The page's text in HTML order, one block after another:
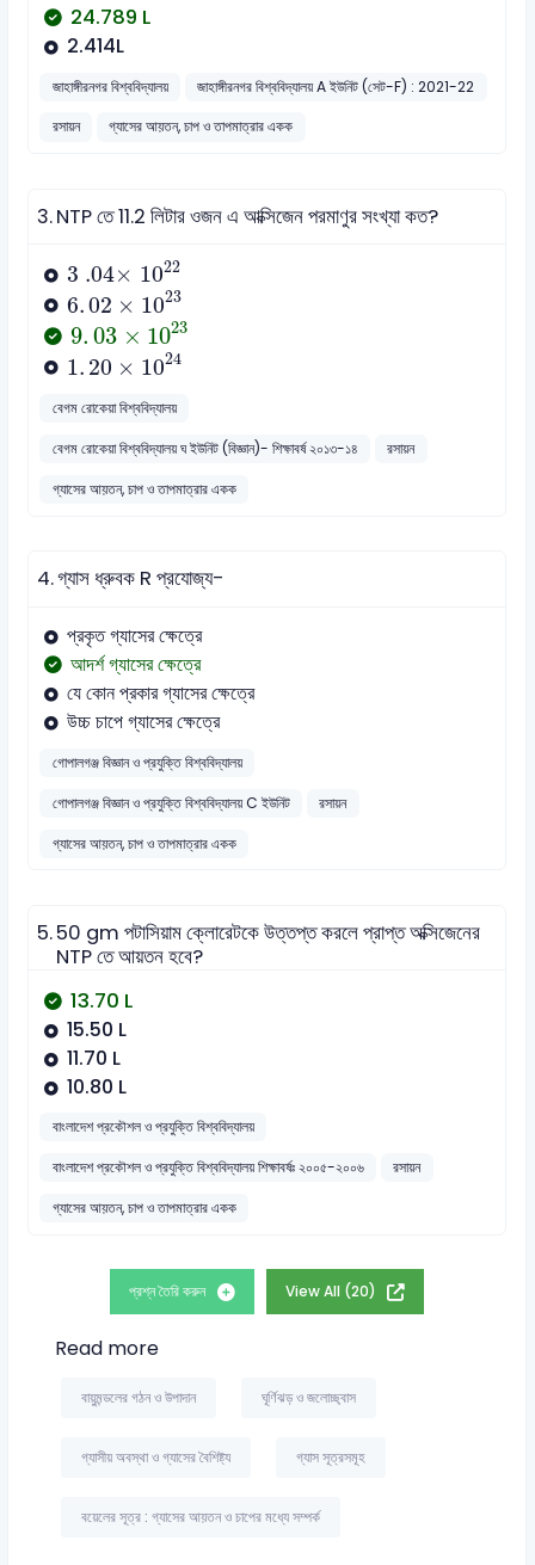
24.789 L
2.414L
জাহাঙ্গীরনগর বিশ্ববিদ্যালয়
জাহাঙ্গীরনগর বিশ্ববিদ্যালয় A ইউনিট (সেট-F) : 2021-22
রসায়ন
গ্যাসের আয়তন, চাপ ও তাপমাত্রার একক
3.NTP তে 11.2 লিটার ওজন এ আক্সিজেন পরমাণুর সংখ্যা কত?
3 .04× 1022
3 .04×1022
6.02 × 1023
6 02×1023
9. 03 × 1023
903× 1023
1. 20 × 1024
1.20× 1024
বেগম রোকেয়া বিশ্ববিদ্যালয়
বেগম রোকেয়া বিশ্ববিদ্যালয় ঘ ইউনিট (বিজ্ঞান)- শিক্ষাবর্ষ ২০১৩-১৪
রসায়ন
গ্যাসের আয়তন, চাপ ও তাপমাত্রার একক
4.গ্যাস ধ্রুবক R প্রযোজ্য-
প্রকৃত গ্যাসের ক্ষেত্রে
আদর্শ গ্যাসের ক্ষেত্রে
যে কোন প্রকার গ্যাসের ক্ষেত্রে
উচ্চ চাপে গ্যাসের ক্ষেত্রে
গোপালগঞ্জ বিজ্ঞান ও প্রযুক্তি বিশ্ববিদ্যালয়
গোপালগঞ্জ বিজ্ঞান ও প্রযুক্তি বিশ্ববিদ্যালয় C ইউনিট
রসায়ন
গ্যাসের আয়তন, চাপ ও তাপমাত্রার একক
5.50 gm পটাসিয়াম ক্লোরেটকে উত্তপ্ত করলে প্রাপ্ত অক্সিজেনের
NTP তে আয়তন হবে?
13.70 L
15.50 L
11.70 L
10.80 L
বাংলাদেশ প্রকৌশল ও প্রযুক্তি বিশ্ববিদ্যালয়
বাংলাদেশ প্রকৌশল ও প্রযুক্তি বিশ্ববিদ্যালয় শিক্ষাবর্ষঃ ২০০৫-২০০৬
রসায়ন
গ্যাসের আয়তন, চাপ ও তাপমাত্রার একক
প্রশ্ন তৈরি করুন View All (20)
Read more
বায়ুমন্ডলের গঠন ও উপাদান ঘূর্ণিঝড় ও জলোচ্ছ্বাস
গ্যাসীয় অবস্থা ও গ্যাসের বৈশিষ্ট্য গ্যাস সূত্রসমূহ
বয়েলের সূত্র : গ্যাসের আয়তন ও চাপের মধ্যে সম্পর্ক